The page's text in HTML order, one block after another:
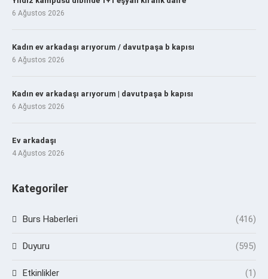
6 Ağustos 2026
Kadın ev arkadaşı arıyorum / davutpaşa b kapısı
6 Ağustos 2026
Kadın ev arkadaşı arıyorum | davutpaşa b kapısı
6 Ağustos 2026
Ev arkadaşı
4 Ağustos 2026
Kategoriler
Burs Haberleri (416)
Duyuru (595)
Etkinlikler (1)